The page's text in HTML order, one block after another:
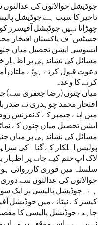
جوڈیشل حوالاتوں کی
تاخیر کا سبب ہے،جوڈیشل
چھڑانا نہیں جوڈیشل آفیسرز
جسٹس آ ف پاکستان افتخار
ایسوسی ایشن تحصیل میاں
مسائل کی نشاندہی پر اظہار
دعوت قبول کرتے ہوئے ملتان
کرنے کا وعدہ
میاں چنوں(رضا جعفری
افتخار محمد چوہدری نے صدر
میں اپنے چیمبر کے کانفرنس
ایشن تحصیل میاں چنوں کے
مسائل کی نشاندہی پر میاں
پولیس اہلکار کے گناہ کی سزا
لاک اپ ختم کیے جانے پر
سلسلہ میں فوری کارروائی
حوالاتوں کی عدالتوں سے
ہے۔جوڈیشل پالیسی پر ایک
کیسز کے نپٹانے میں جوڈیشل
چاہیے جوڈیشل پالیسی کا